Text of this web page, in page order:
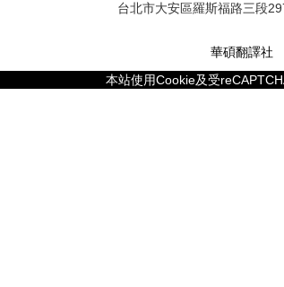
台北市大安區羅斯福路三段
華碩翻譯社
本站使用Cookie及受